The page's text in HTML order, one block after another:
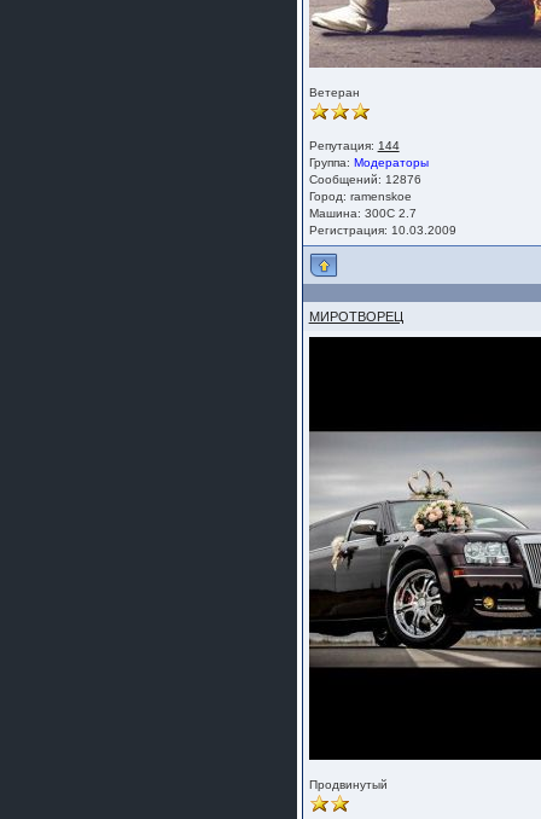
Ветеран
Репутация: 144
Группа: Модераторы
Сообщений: 12876
Город: ramenskoe
Машина: 300C 2.7
Регистрация: 10.03.2009
МИРОТВОРЕЦ
Продвинутый